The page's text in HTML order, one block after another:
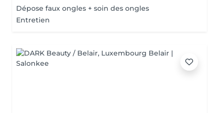
Dépose faux ongles + soin des ongles
Entretien